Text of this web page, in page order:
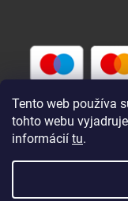
Tento web používa
tohto webu
informácií tu.